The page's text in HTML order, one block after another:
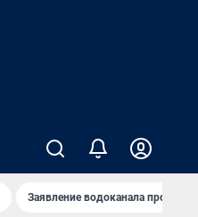
Заявление водоканала про